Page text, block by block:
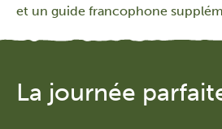
et un guide francophone
La journée